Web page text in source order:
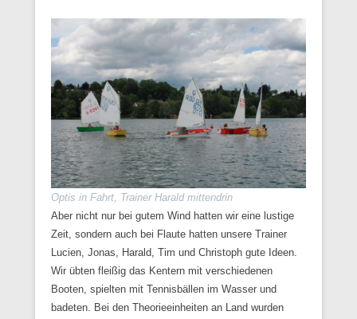
Optis in Fahrt, Trainer Harald mittendrin
Aber nicht nur bei gutem Wind hatten wir eine lustige
Zeit, sondern auch bei Flaute hatten unsere Trainer
Lucien, Jonas, Harald, Tim und Christoph gute Ideen.
Wir übten fleißig das Kentern mit verschiedenen
Booten, spielten mit Tennisbällen im Wasser und
badeten. Bei den Theorieeinheiten an Land wurden